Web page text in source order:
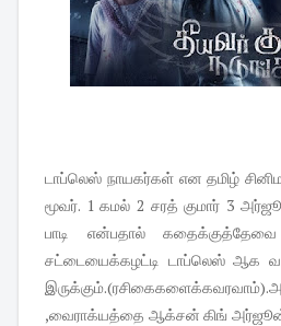
டாப்லெஸ் நாயகர்கள் என தமிழ்
மூவர். 1 கமல் 2 சரத் குமார் 3
பாடி என்பதால்
சட்டையைக்கழட்டி டாப்லெஸ் ஆக
,வைராக்யத்தை ஆக்சன் கிங் அர்ஜூன்